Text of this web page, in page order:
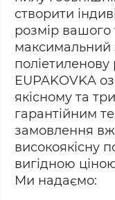
створити
розмір
максимальний
поліетиленову
EUPAKOVKA
якісному та
гарантійним
замовлення
високоякісну
вигідною
Ми надаємо: